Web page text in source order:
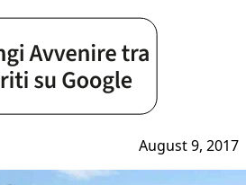
August 9, 2017